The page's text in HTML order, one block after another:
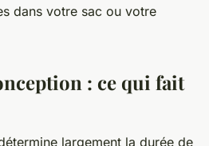
dans votre sac ou votre
: ce qui fait
largement la durée de